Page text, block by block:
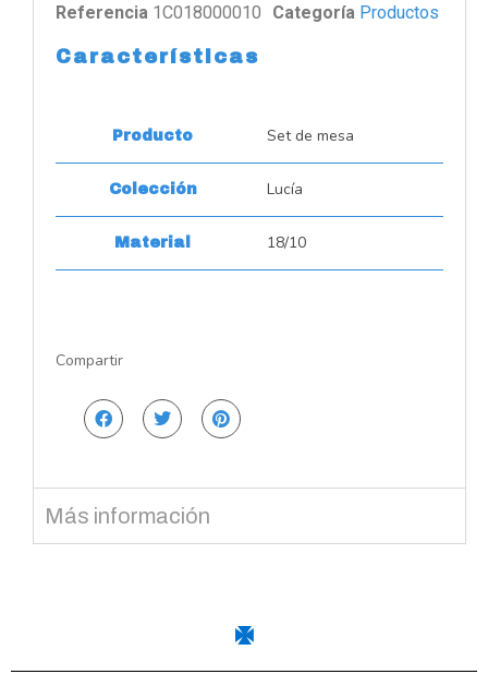
Referencia 1C018000010 Categoría Productos
Características
Producto Set de mesa
Colección Lucía
Material 18/10
Compartir
Más información